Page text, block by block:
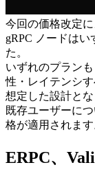
今回の価格改定に
gRPC ノードは
た。
いずれのプラン
性・レイテンシ
想定した設計とな
既存ユーザーに
格が適用されます
ERPC、